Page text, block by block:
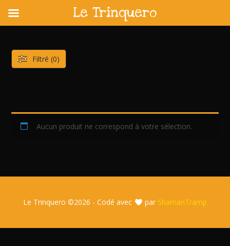
content
Aucun produit ne correspond à votre sélection.
Filtré (0)
Le Trinquero ©2026 - Codé avec par ShamanTramp
Le Trinquero